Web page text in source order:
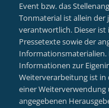
Event bzw. das
Tonmaterial ist allein der
verantwortlich. Dieser ist
Pressetexte sowie der
Informationen zur
Weiterverarbeitung ist in
einer
angegebenen